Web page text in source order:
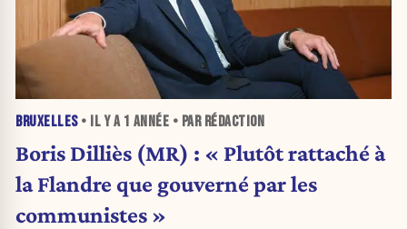
BRUXELLES• IL Y A 1 ANNÉE • PAR RÉDACTION
Boris Dilliès (MR) : « Plutôt rattaché à
la Flandre que gouverné par les
communistes »